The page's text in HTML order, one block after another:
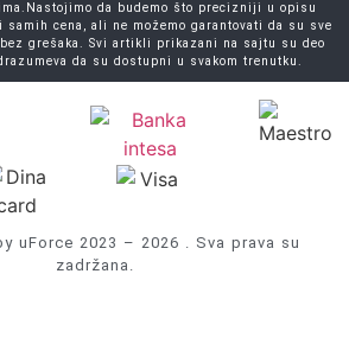
da budemo što precizniji u opisu
cena, ali ne možemo garantovati da su sve
grešaka. Svi artikli prikazani na sajtu su deo
da su dostupni u svakom trenutku.
uForce 2023 – 2026 . Sva prava su
zadržana.